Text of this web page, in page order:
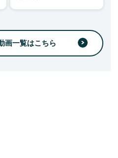
画一覧はこちら